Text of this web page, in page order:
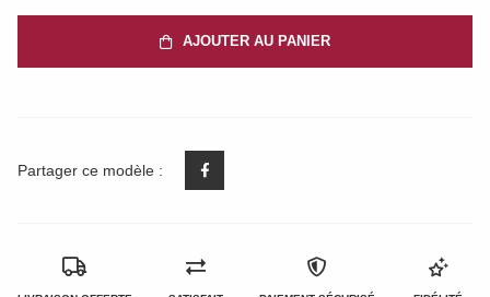
AJOUTER AU PANIER
Partager ce modèle :